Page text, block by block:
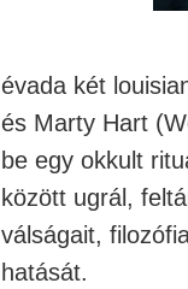
évada két
és Marty Hart
be egy okkult
között ugrál,
válságait,
hatását.